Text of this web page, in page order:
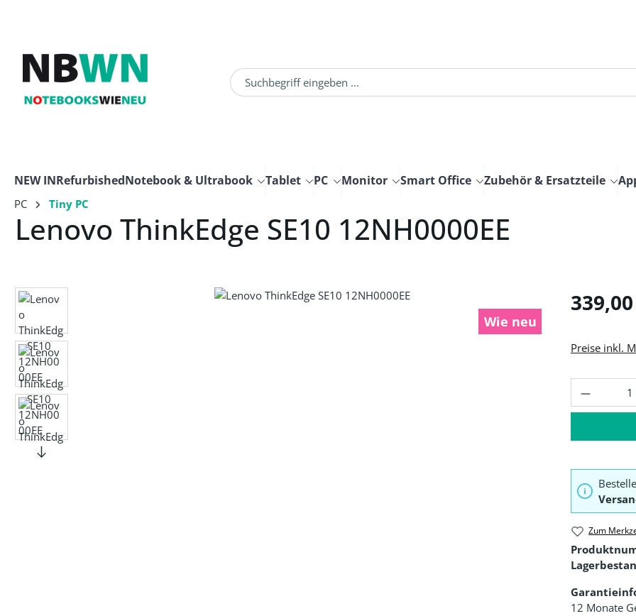
NEW INRefurbishedNotebook & Ultrabook Tablet PC Monitor Smart Office Zubehör & Ersatzteile
PC Tiny PC
Lenovo ThinkEdge SE10 12NH0000EE
Bildergalerie überspringen
Wie neu
Regulärer
Preise inkl.
Zum
12 Monate